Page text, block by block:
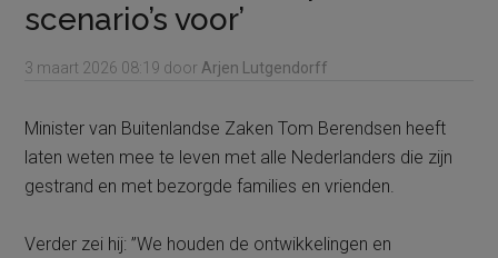
scenario’s voor’
3 maart 2026 08:19 door Arjen Lutgendorff
Minister van Buitenlandse Zaken Tom Berendsen heeft
laten weten mee te leven met alle Nederlanders die zijn
gestrand en met bezorgde families en vrienden.
Verder zei hij: ”We houden de ontwikkelingen en